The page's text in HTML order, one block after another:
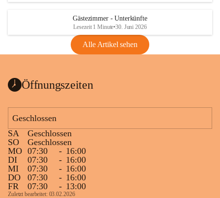
Gästezimmer - Unterkünfte
Lesezeit 1 Minute•30. Juni 2026
Alle Artikel sehen
Öffnungszeiten
Geschlossen
SA
Geschlossen
SO
Geschlossen
MO 07:30 - 16:00
DI
07:30 - 16:00
MI
07:30 - 16:00
DO
07:30 - 16:00
FR
07:30 - 13:00
Zuletzt bearbeitet: 03.02.2026